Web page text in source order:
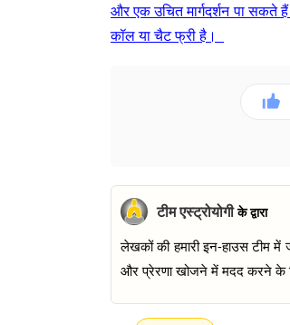
और एक उचित मार्गदर्शन पा
कॉल या चैट फ्री है।
टीम एस्ट्रोयोगीके द्वारा
लेखकों की हमारी इन-हाउस टीम में
और प्रेरणा खोजने में मदद करने के